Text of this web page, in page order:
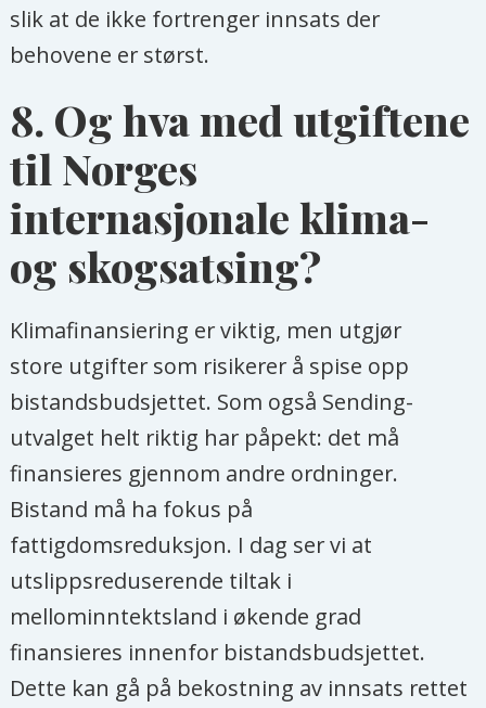
slik at de ikke fortrenger innsats der
behovene er størst.
8. Og hva med utgiftene
til Norges
internasjonale klima-
og skogsatsing?
Klimafinansiering er viktig, men utgjør
store utgifter som risikerer å spise opp
bistandsbudsjettet. Som også Sending-
utvalget helt riktig har påpekt: det må
finansieres gjennom andre ordninger.
Bistand må ha fokus på
fattigdomsreduksjon. I dag ser vi at
utslippsreduserende tiltak i
mellominntektsland i økende grad
finansieres innenfor bistandsbudsjettet.
Dette kan gå på bekostning av innsats rettet